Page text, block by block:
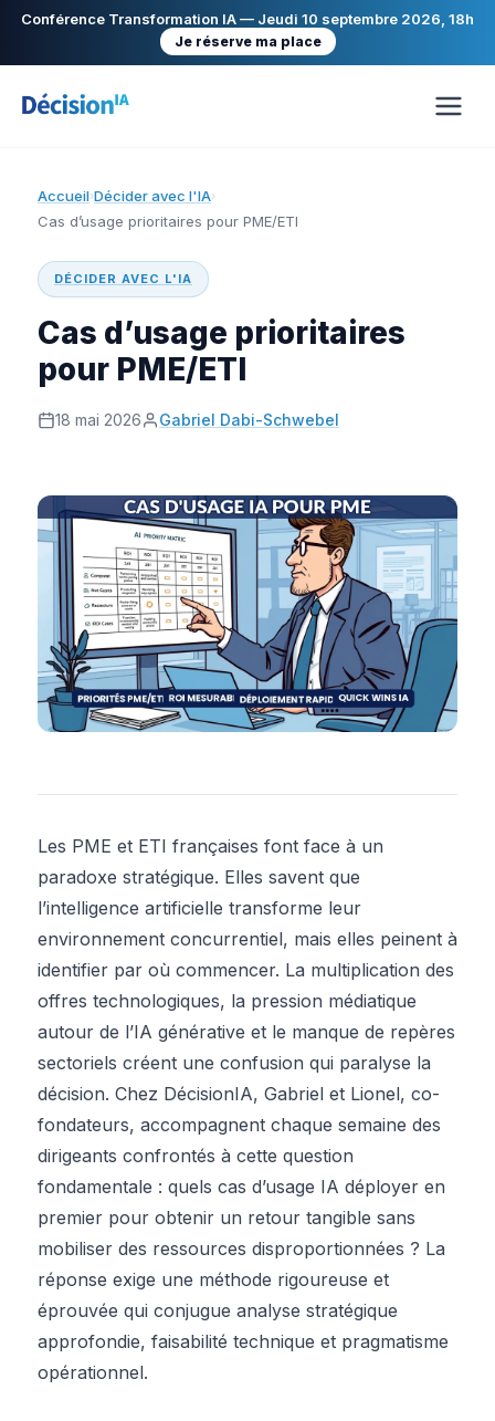
Conférence Transformation IA — Jeudi 10 septembre 2026, 18h
Je réserve ma place
Accueil›Décider avec l'IA›
Cas d’usage prioritaires pour PME/ETI
DÉCIDER AVEC L'IA
Cas d’usage prioritaires
pour PME/ETI
18 mai 2026 Gabriel Dabi-Schwebel
Les PME et ETI françaises font face à un
paradoxe stratégique. Elles savent que
l’intelligence artificielle transforme leur
environnement concurrentiel, mais elles peinent à
identifier par où commencer. La multiplication des
offres technologiques, la pression médiatique
autour de l’IA générative et le manque de repères
sectoriels créent une confusion qui paralyse la
décision. Chez DécisionIA, Gabriel et Lionel, co-
fondateurs, accompagnent chaque semaine des
dirigeants confrontés à cette question
fondamentale : quels cas d’usage IA déployer en
premier pour obtenir un retour tangible sans
mobiliser des ressources disproportionnées ? La
réponse exige une méthode rigoureuse et
éprouvée qui conjugue analyse stratégique
approfondie, faisabilité technique et pragmatisme
opérationnel.